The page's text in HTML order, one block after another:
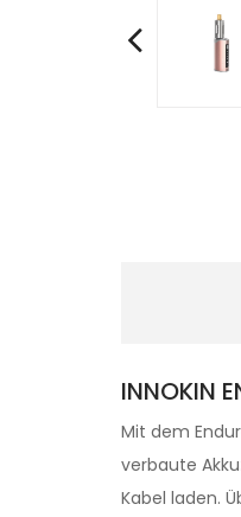
INNOKIN
Mit dem
verbaute
Kabel laden.